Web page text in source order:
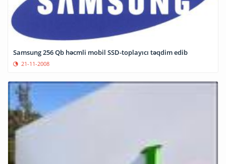
Samsung 256 Qb həcmli mobil SSD-toplayıcı təqdim edib
21-11-2008